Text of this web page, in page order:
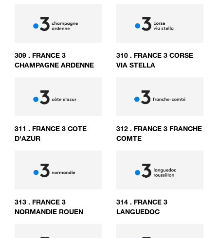
309 . FRANCE 3
CHAMPAGNE ARDENNE
310 . FRANCE 3 CORSE
VIA STELLA
311 . FRANCE 3 COTE
D'AZUR
312 . FRANCE 3 FRANCHE
COMTE
313 . FRANCE 3
NORMANDIE ROUEN
314 . FRANCE 3
LANGUEDOC